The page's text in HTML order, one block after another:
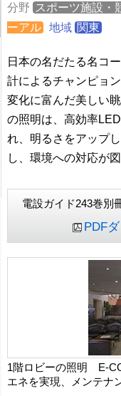
分野 スポーツ施設・
ーアル
地域 関東
日本の名だたる名コ
計によるチャンピョ
変化に富んだ美しい
の照明は、高効率
れ、明るさをアップ
し、環境への対応が
電設ガイド243巻別
PDF
1階ロビーの照明 E-
エネを実現、メンテナ